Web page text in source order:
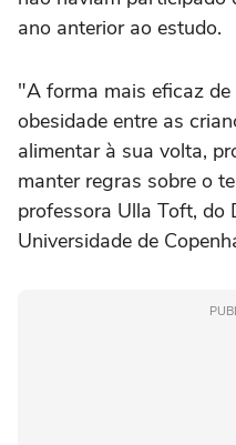
ano anterior ao estudo.
"A forma mais eficaz
obesidade entre as
alimentar à sua volta,
manter regras sobre o
professora Ulla Toft, do
Universidade de